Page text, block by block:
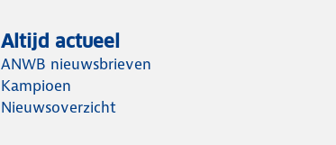
Altijd actueel
ANWB nieuwsbrieven
Kampioen
Nieuwsoverzicht